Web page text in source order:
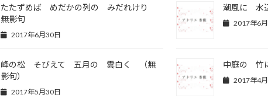
たたずめば めだかの列の みだれけり
無影句
2017年6月30日
潮風に 水
2017年6
峰の松 そびえて 五月の 雲白く （無
影句）
2017年5月30日
中庭の 竹
2017年4